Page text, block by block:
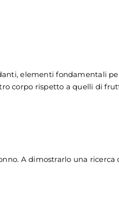
elementi fondamentali
corpo rispetto a quelli di
A dimostrarlo una ricerca